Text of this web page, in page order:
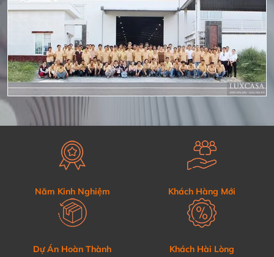
Năm Kinh Nghiệm Khách Hàng Mới
Dự Án Hoàn Thành Khách Hài Lòng